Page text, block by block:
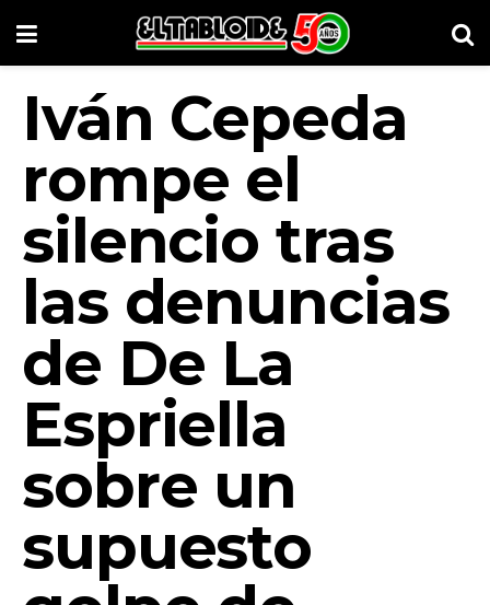
Iván Cepeda
rompe el
silencio tras
las denuncias
de De La
Espriella
sobre un
supuesto